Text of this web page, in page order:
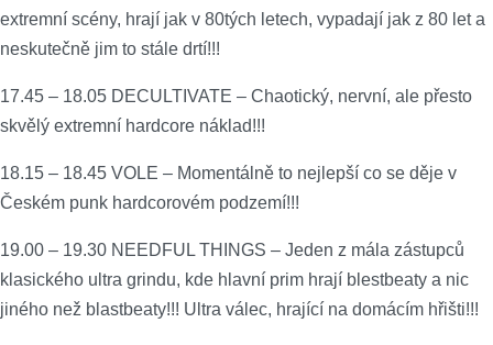
extremní scény, hrají jak v 80tých letech, vypadají jak z 80 let a
neskutečně jim to stále drtí!!!
17.45 – 18.05 DECULTIVATE – Chaotický, nervní, ale přesto
skvělý extremní hardcore náklad!!!
18.15 – 18.45 VOLE – Momentálně to nejlepší co se děje v
Českém punk hardcorovém podzemí!!!
19.00 – 19.30 NEEDFUL THINGS – Jeden z mála zástupců
klasického ultra grindu, kde hlavní prim hrají blestbeaty a nic
jiného než blastbeaty!!! Ultra válec, hrající na domácím hřišti!!!